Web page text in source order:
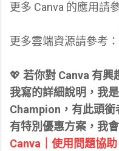
更多 Canva 的應用請
更多雲端資源請參考：
💖 若你對 Canva 有興
我寫的詳細說明，我
Champion，有此頭銜
有特別優惠方案，我
Canva｜使用問題協助